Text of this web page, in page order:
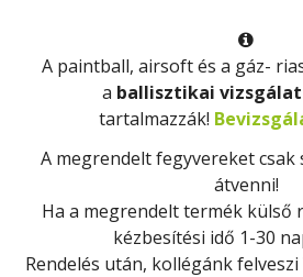

A paintball, airsoft és a gáz-
a ballisztikai
tartalmazzák!
A megrendelt fegyvereket csak
átvenni!
Ha a megrendelt termék külső
kézbesítési idő 1-30
Rendelés után, kollégánk